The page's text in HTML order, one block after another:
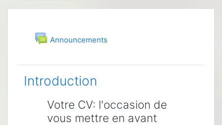
Topic outline
GeneralAnnouncements
Forum
Introduction
Votre CV: l'occasion de
vous mettre en avant